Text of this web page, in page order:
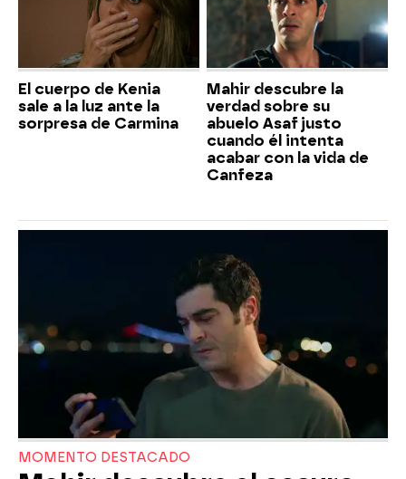
El cuerpo de Kenia
sale a la luz ante la
sorpresa de Carmina
Mahir descubre la
verdad sobre su
abuelo Asaf justo
cuando él intenta
acabar con la vida de
Canfeza
MOMENTO DESTACADO